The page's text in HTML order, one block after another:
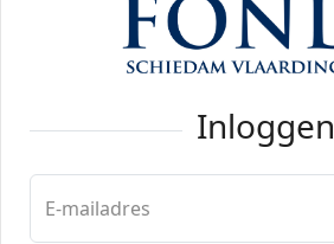
Inloggen
E-mailadres